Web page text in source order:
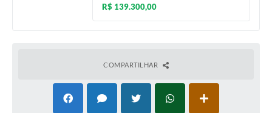
R$ 139.300,00
COMPARTILHAR